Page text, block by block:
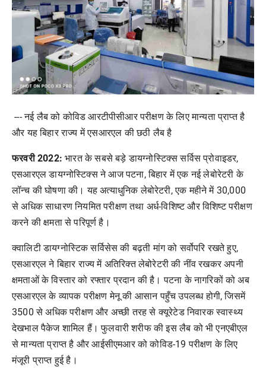
--- नई लैब को कोविड आरटीपीसीआर परीक्षण के लिए मान्यता प्राप्त है
और यह बिहार राज्य में एसआरएल की छठी लैब है
फरवरी 2022: भारत के सबसे बड़े डायग्नोस्टिक्स सर्विस प्रोवाइडर,
एसआरएल डायग्नोस्टिक्स ने आज पटना, बिहार में एक नई लेबोरेटरी के
लॉन्च की घोषणा की। यह अत्याधुनिक लेबोरेटरी, एक महीने में 30,000
से अधिक साधारण नियमित परीक्षण तथा अर्ध-विशिष्ट और विशिष्ट परीक्षण
करने की क्षमता से परिपूर्ण है।
क्वालिटी डायग्नोस्टिक सर्विसेस की बढ़ती मांग को सर्वोपरि रखते हुए,
एसआरएल ने बिहार राज्य में अतिरिक्त लेबोरेटरी की नींव रखकर अपनी
क्षमताओं के विस्तार को रफ्तार प्रदान की है। पटना के नागरिकों को अब
एसआरएल के व्यापक परीक्षण मेनू की आसान पहुँच उपलब्ध होगी, जिसमें
3500 से अधिक परीक्षण और अच्छी तरह से क्यूरेटेड निवारक स्वास्थ्य
देखभाल पैकेज शामिल हैं। फुलवारी शरीफ की इस लैब को भी एनएबीएल
से मान्यता प्राप्त है और आईसीएमआर को कोविड-19 परीक्षण के लिए
मंजूरी प्राप्त हुई है।